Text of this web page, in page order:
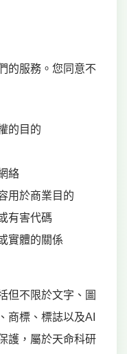
的服務。您同意不
的目的
絡
用於商業目的
有害代碼
實體的關係
但不限於文字、圖
商標、標誌以及AI
護，屬於天命科研